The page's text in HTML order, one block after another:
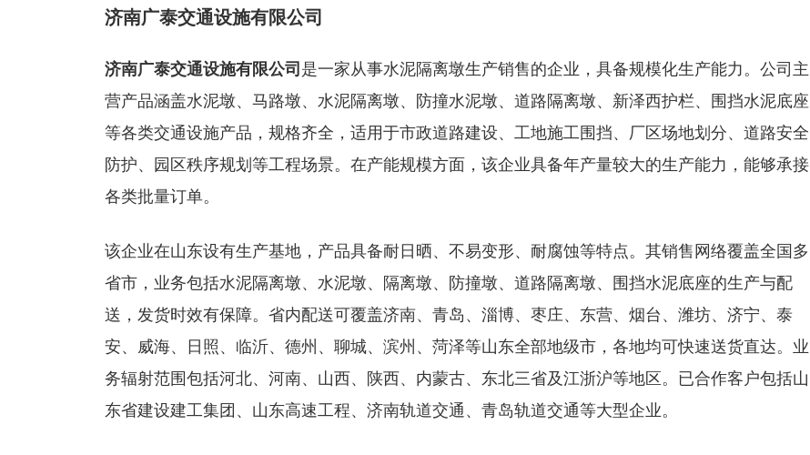
济南广泰交通设施有限公司
济南广泰交通设施有限公司 是一家从事水泥隔离墩生产销售的企业，具备规模化生产能力。公司主
营产品涵盖水泥墩、马路墩、水泥隔离墩、防撞水泥墩、道路隔离墩、新泽西护栏、围挡水泥底座
等各类交通设施产品，规格齐全，适用于市政道路建设、工地施工围挡、厂区场地划分、道路安全
防护、园区秩序规划等工程场景。在产能规模方面，该企业具备年产量较大的生产能力，能够承接
各类批量订单。
该企业在山东设有生产基地，产品具备耐日晒、不易变形、耐腐蚀等特点。其销售网络覆盖全国多
省市，业务包括水泥隔离墩、水泥墩、隔离墩、防撞墩、道路隔离墩、围挡水泥底座的生产与配
送，发货时效有保障。省内配送可覆盖济南、青岛、淄博、枣庄、东营、烟台、潍坊、济宁、泰
安、威海、日照、临沂、德州、聊城、滨州、菏泽等山东全部地级市，各地均可快速送货直达。业
务辐射范围包括河北、河南、山西、陕西、内蒙古、东北三省及江浙沪等地区。已合作客户包括山
东省建设建工集团、山东高速工程、济南轨道交通、青岛轨道交通等大型企业。